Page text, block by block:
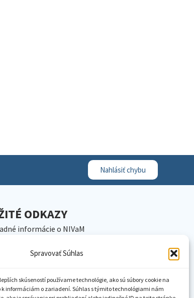
Spravovať Súhlas
skúseností používame technológie, ako sú súbory cookie na
informáciám o zariadení. Súhlas s týmito technológiami nám
Nahlásiť chybu
ODKAZY
informácie o NIVaM
NIVaM